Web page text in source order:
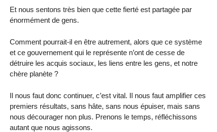
Et nous sentons très bien que cette fierté est partagée par
énormément de gens.
Comment pourrait-il en être autrement, alors que ce système
et ce gouvernement qui le représente n’ont de cesse de
détruire les acquis sociaux, les liens entre les gens, et notre
chère planète ?
Il nous faut donc continuer, c’est vital. Il nous faut amplifier ces
premiers résultats, sans hâte, sans nous épuiser, mais sans
nous décourager non plus. Prenons le temps, réfléchissons
autant que nous agissons.